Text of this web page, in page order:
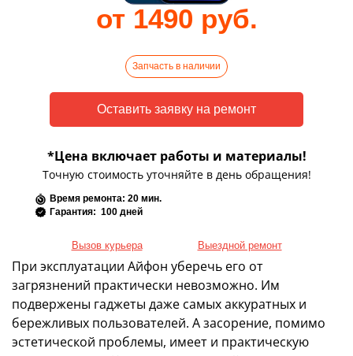
от 1490 руб.
Запчасть в наличии
*Цена включает работы и материалы!
Точную стоимость уточняйте в день обращения!
Время ремонта: 20 мин.
Гарантия: 100 дней
Вызов курьера Выездной ремонт
При эксплуатации Айфон уберечь его от
загрязнений практически невозможно. Им
подвержены гаджеты даже самых аккуратных и
бережливых пользователей. А засорение, помимо
эстетической проблемы, имеет и практическую